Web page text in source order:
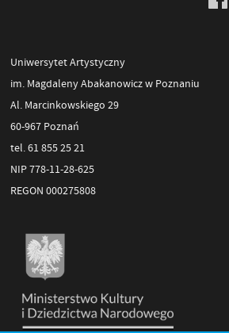
Uniwersytet Artystyczny
im. Magdaleny Abakanowicz w Poznaniu
Al. Marcinkowskiego 29
60-967 Poznań
tel. 61 855 25 21
NIP 778-11-28-625
REGON 000275808